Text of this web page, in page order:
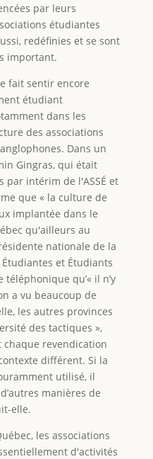
par leurs
étudiantes
redéfinies et se sont
important.
fait sentir encore
étudiant
dans les
des associations
Dans un
Gingras, qui était
par intérim de l'ASSÉ et
que « la culture de
implantée dans le
qu'ailleurs au
nationale de la
et Étudiants
téléphonique qu’« il n’y
a vu beaucoup de
les autres provinces
des tactiques »,
revendication
différent. Si la
utilisé, il
manières de
elle.
les associations
d'activités